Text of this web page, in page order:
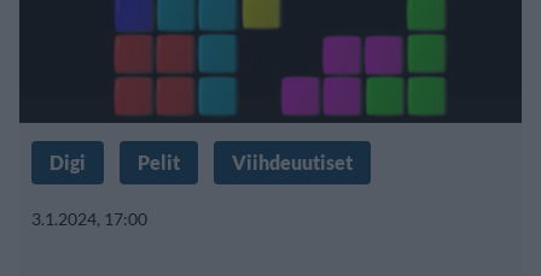
Digi Pelit Viihdeuutiset
3.1.2024, 17:00